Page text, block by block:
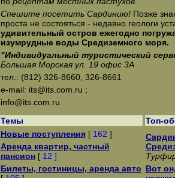
Спешите посетить Сардинию!Позже
проста не состояться - недавно геологи
удивительный остров ежегодно
изумрудные воды Средиземного моря.
"Индивидуальный туристический
Большая Морская ул. 19 офис 3А
тел.: (812) 326-8660, 326-8661
e-mail: its@its.com.ru ;
info@its.com.ru
Темы
Топ-
Новые поступления[ 162 ]
Аренда квартир, частный
пансион[ 12 ]
Билеты, гостиницы, аренда авто Вот